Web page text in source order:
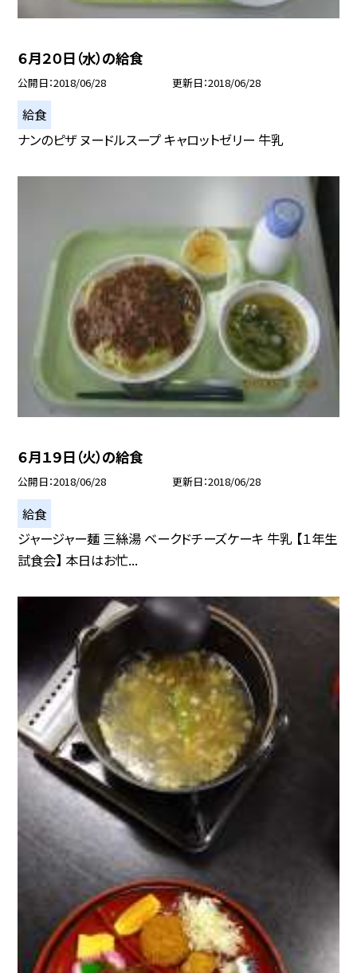
６月２０日（水）の給食
公開日 2018/06/28 更新日 2018/06/28
給食
ナンのピザ ヌードルスープ キャロットゼリー 牛乳
６月１９日（火）の給食
公開日 2018/06/28 更新日 2018/06/28
給食
ジャージャー麺 三絲湯 ベークドチーズケーキ 牛乳 【１年生
試食会】 本日はお忙...